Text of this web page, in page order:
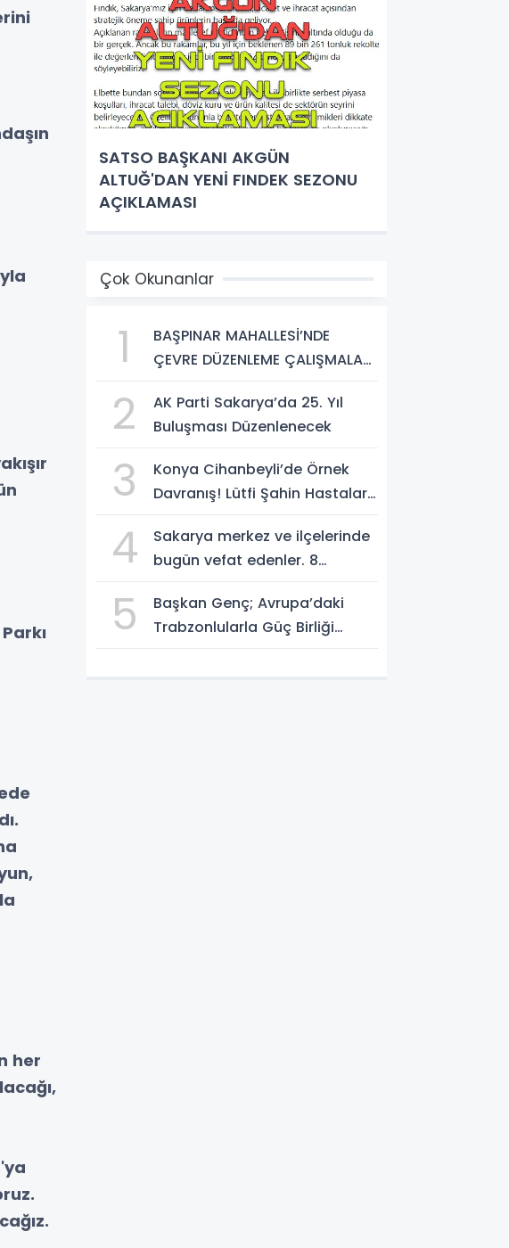
her
SATSO BAŞKANI AKGÜN
ALTUĞ'DAN YENİ FINDEK SEZONU
AÇIKLAMASI
Çok Okunanlar
1
BAŞPINAR MAHALLESİ’NDE
ÇEVRE DÜZENLEME ÇALIŞMALARI
2
AK Parti Sakarya’da 25. Yıl
Buluşması Düzenlenecek
3
Konya Cihanbeyli’de Örnek
Davranış! Lütfi Şahin Hastalara
4
Sakarya merkez ve ilçelerinde
bugün vefat edenler. 8
5
Başkan Genç; Avrupa’daki
Trabzonlularla Güç Birliği